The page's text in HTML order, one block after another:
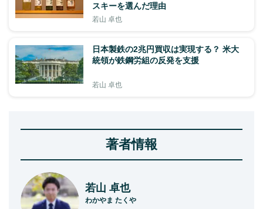
スキーを選んだ理由
若山 卓也
日本製鉄の2兆円買収は実現する？ 米大
統領が鉄鋼労組の反発を支援
若山 卓也
著者情報
若山 卓也
わかやま たくや